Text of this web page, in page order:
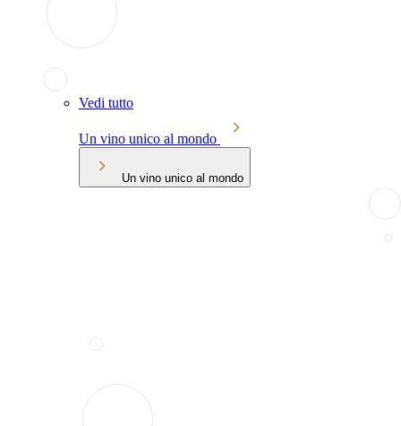
Vedi tutto
Un vino unico al mondo
Un vino unico al mondo